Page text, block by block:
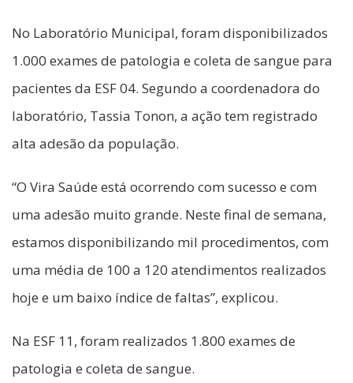
No Laboratório Municipal, foram disponibilizados
1.000 exames de patologia e coleta de sangue para
pacientes da ESF 04. Segundo a coordenadora do
laboratório, Tassia Tonon, a ação tem registrado
alta adesão da população.
“O Vira Saúde está ocorrendo com sucesso e com
uma adesão muito grande. Neste final de semana,
estamos disponibilizando mil procedimentos, com
uma média de 100 a 120 atendimentos realizados
hoje e um baixo índice de faltas”, explicou.
Na ESF 11, foram realizados 1.800 exames de
patologia e coleta de sangue.